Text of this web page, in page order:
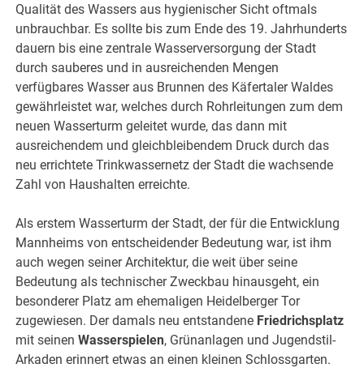
Qualität des Wassers aus hygienischer Sicht oftmals
unbrauchbar. Es sollte bis zum Ende des 19. Jahrhunderts
dauern bis eine zentrale Wasserversorgung der Stadt
durch sauberes und in ausreichenden Mengen
verfügbares Wasser aus Brunnen des Käfertaler Waldes
gewährleistet war, welches durch Rohrleitungen zum dem
neuen Wasserturm geleitet wurde, das dann mit
ausreichendem und gleichbleibendem Druck durch das
neu errichtete Trinkwassernetz der Stadt die wachsende
Zahl von Haushalten erreichte.
Als erstem Wasserturm der Stadt, der für die Entwicklung
Mannheims von entscheidender Bedeutung war, ist ihm
auch wegen seiner Architektur, die weit über seine
Bedeutung als technischer Zweckbau hinausgeht, ein
besonderer Platz am ehemaligen Heidelberger Tor
zugewiesen. Der damals neu entstandene Friedrichsplatz
mit seinenWasserspielen, Grünanlagen und Jugendstil-
Arkaden erinnert etwas an einen kleinen Schlossgarten.